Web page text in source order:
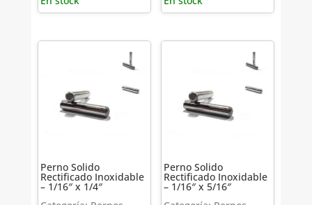
Perno Solido
Rectificado Inoxidable
– 1/16″ x 1/4″
Perno Solido
Rectificado Inoxidable
– 1/16″ x 5/16″